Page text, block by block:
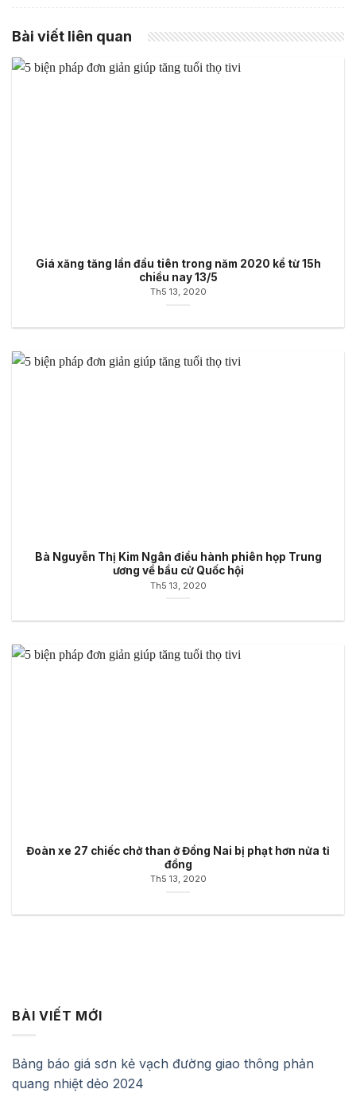
Bài viết liên quan
Giá xăng tăng lần đầu tiên trong năm 2020 kể từ 15h
chiều nay 13/5
Th5 13, 2020
Bà Nguyễn Thị Kim Ngân điều hành phiên họp Trung
ương về bầu cử Quốc hội
Th5 13, 2020
Đoàn xe 27 chiếc chở than ở Đồng Nai bị phạt hơn nửa tỉ
đồng
Th5 13, 2020
BÀI VIẾT MỚI
Bảng báo giá sơn kẻ vạch đường giao thông phản
quang nhiệt dẻo 2024